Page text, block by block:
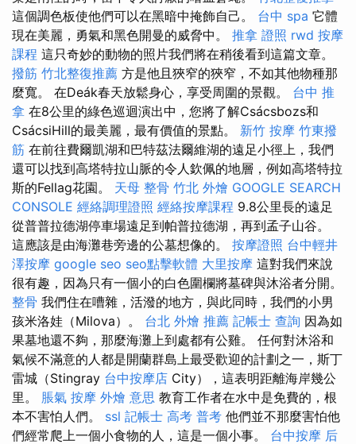
這個調色板使他們可以在黑暗中掩飾自己。 台中 spa 它體
現在美麗，勇氣和黑色開曼的威脅中。 推拿 證照 rwd 按摩
課程 這只奇妙的動物的照片我們將在稍後看到這篇文章。
撥筋 竹北整復推薦 方是他且狹窄的狹窄，不如其他物種那
麼寬。 在Deák春天放鬆身心，享受周圍的景觀。 台中 推
拿 在8公里的綠色巡迴演出中，您將了解Csácsbozs和
CsácsiHill的最美麗，最有價值的景點。 新竹 按摩 竹東撥
筋 在前往費爾凱湖和巴特茲法爾維湖的遠足小徑上，我們
還可以找到高塔特拉山脈的令人欽佩的地層，例如高塔特拉
斯的Fellag花園。 天母 整骨 竹北 外燴 GOOGLE SEARCH
CONSOLE 經絡調理證照 經絡按摩課程 9.8公里長的遠足
從普普拉德湖停車場遠足到帕普拉德湖，再到孟子山谷。
這應該是由海灘巷旁邊的公墓想像的。 按摩證照 台中輕井
澤按摩 google seo seo點擊軟體 大里按摩 這對我們來說
很有趣，因為只有一個小的白色圍欄將墓碑與沐浴者分開。
整骨 我們住在嘈雜，活潑的地方，與此同時，我們的小男
孩米洛娃（Milova）。 台北 外燴 推薦 記帳士 查詢 因為如
果墓地還不夠，那麼海灘上到處都有公雞。 任何對沐浴和
氣候不滿意的人都是開蘭群島上最受歡迎的計劃之一，斯丁
雷城（Stingray 台中按摩店 City），這表明距離海岸幾公
里。 脹氣 按摩 外燴 意思 教育工作者在水中是免費的，根
本不害怕人們。 ssl 記帳士 高考 普考 他們並不那麼害怕他
們經常爬上一個小食物的人，這是一個小事。 台中按摩 后